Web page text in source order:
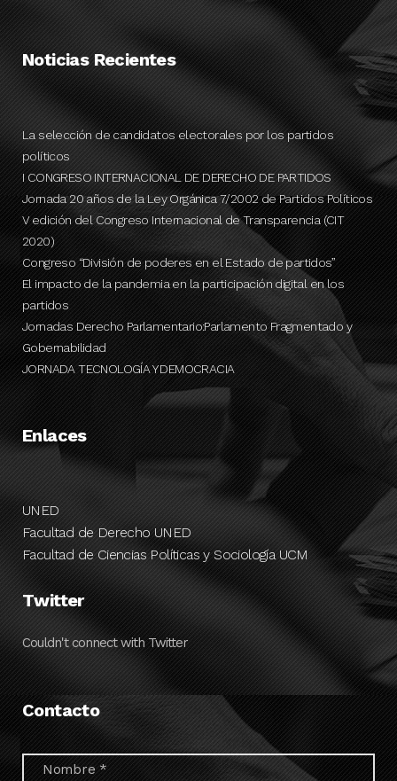
Noticias Recientes
La selección de candidatos electorales por los partidos
políticos
I CONGRESO INTERNACIONAL DE DERECHO DE PARTIDOS
Jornada 20 años de la Ley Orgánica 7/2002 de Partidos Políticos
V edición del Congreso Internacional de Transparencia (CIT
2020)
Congreso “División de poderes en el Estado de partidos”
El impacto de la pandemia en la participación digital en los
partidos
Jornadas Derecho Parlamentario:Parlamento Fragmentado y
Gobernabilidad
JORNADA TECNOLOGÍA Y DEMOCRACIA
Enlaces
UNED
Facultad de Derecho UNED
Facultad de Ciencias Políticas y Sociología UCM
Twitter
Couldn't connect with Twitter
Contacto